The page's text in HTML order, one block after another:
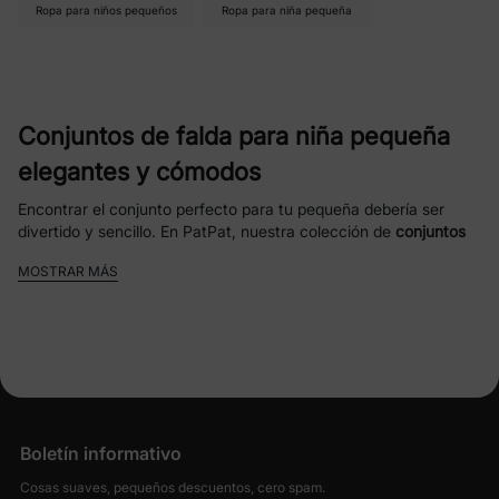
Ropa para niños pequeños Ropa para niña pequeña
Conjuntos de falda para niña pequeña
elegantes y cómodos
Encontrar el conjunto perfecto para tu pequeña debería ser
divertido y sencillo. En PatPat, nuestra colección de conjuntos
comodidad y la practicidad, para que tu pequeña luzca adorable
divertidos hasta dulces tonos pastel, nuestros
conjuntos de faldas hacen que vestirse sea fácil
MOSTRAR MÁS
Boletín informativo
Cosas suaves, pequeños descuentos, cero spam.